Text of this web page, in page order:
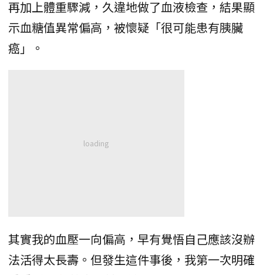
再加上體重驟減，久違地做了血液檢查，結果顯
示血糖值異常偏高，被懷疑「很可能患有胰臟
癌」。
其實我的血壓一向偏高，早有覺悟自己應該沒辦
法活得太長壽。但發生這件事後，我第一次明確